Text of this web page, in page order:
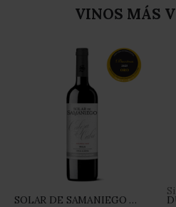
VINOS MÁS
SOLAR DE SAMANIEGO CABEZA DE CUBA